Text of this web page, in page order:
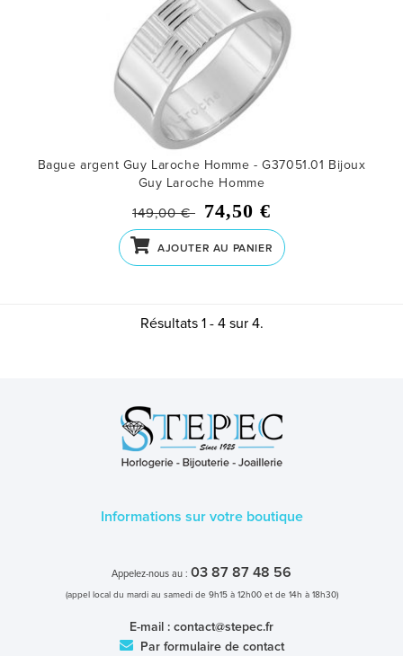
Bague argent Guy Laroche Homme - G37051.01 Bijoux
Guy Laroche Homme
149,00 € 74,50 €
AJOUTER AU PANIER
Résultats 1 - 4 sur 4.
Informations sur votre boutique
Appelez-nous au : 03 87 87 48 56
(appel local du mardi au samedi de 9h15 à 12h00 et de 14h à 18h30)
E-mail : contact@stepec.fr
Par formulaire de contact